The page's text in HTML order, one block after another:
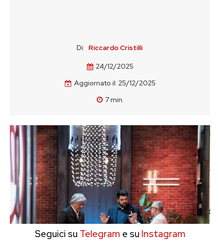
Di: Riccardo Cristilli
24/12/2025
Aggiornato il: 25/12/2025
7min.
Seguici su Telegram e su Instagram